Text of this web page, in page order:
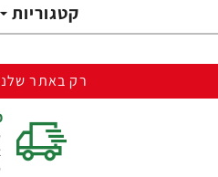
קטגוריות
רק באתר שלנו מקבלים 5%